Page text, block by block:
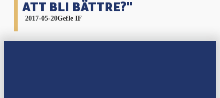
ATT BLI BÄTTRE?"
2017-05-20Gefle IF